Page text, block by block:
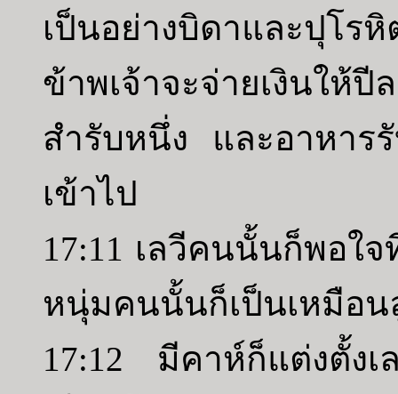
เป็นอย่างบิดาและปุโร
ข้าพเจ้าจะจ่ายเงินให้
สำรับหนึ่ง และอาหาร
เข้าไป
17:11 เลวีคนนั้นก็พอใ
หนุ่มคนนั้นก็เป็นเหมือน
17:12 มีคาห์ก็แต่งตั้ง